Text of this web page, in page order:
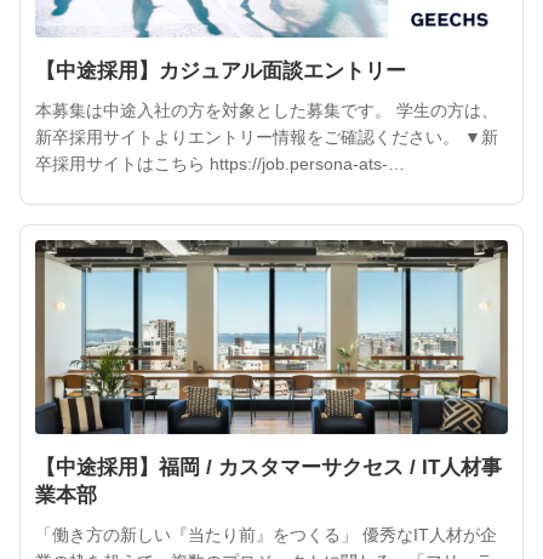
【中途採用】カジュアル面談エントリー
本募集は中途入社の方を対象とした募集です。 学生の方は、
新卒採用サイトよりエントリー情報をご確認ください。 ▼新
卒採用サイトはこちら https://job.persona-ats-
【中途採用】福岡 / カスタマーサクセス / IT人材事
業本部
「働き方の新しい『当たり前』をつくる」 優秀なIT人材が企